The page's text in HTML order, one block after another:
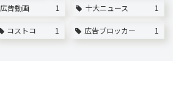
広告動画 1 十大ニュース 1
コストコ 1 広告ブロッカー 1